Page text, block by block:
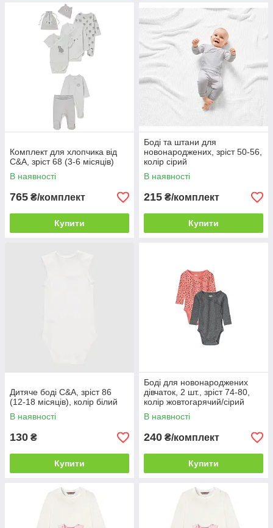
Комплект для хлопчика від
C&A, зріст 68 (3-6 місяців)
В наявності
765 ₴/комплект
Купити
Боді та штани для
новонароджених, зріст 50-56,
колір сірий
В наявності
215 ₴/комплект
Купити
Дитяче боді C&A, зріст 86
(12-18 місяців), колір білий
В наявності
130 ₴
Купити
Боді для новонароджених
дівчаток, 2 шт., зріст 74-80,
колір жовтогарячий/сірий
В наявності
240 ₴/комплект
Купити